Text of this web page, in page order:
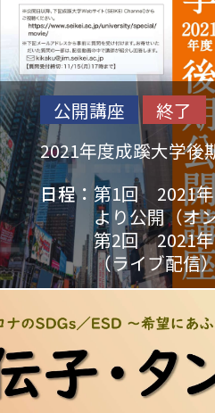
公開講座
終了
2021年度成蹊大学後
日程： 第1回 2021年
より公開（オ
第2回 2021年
（ライブ配信）